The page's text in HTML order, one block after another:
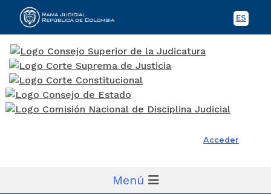
ES
Rama Judicial
Acceder
Menú